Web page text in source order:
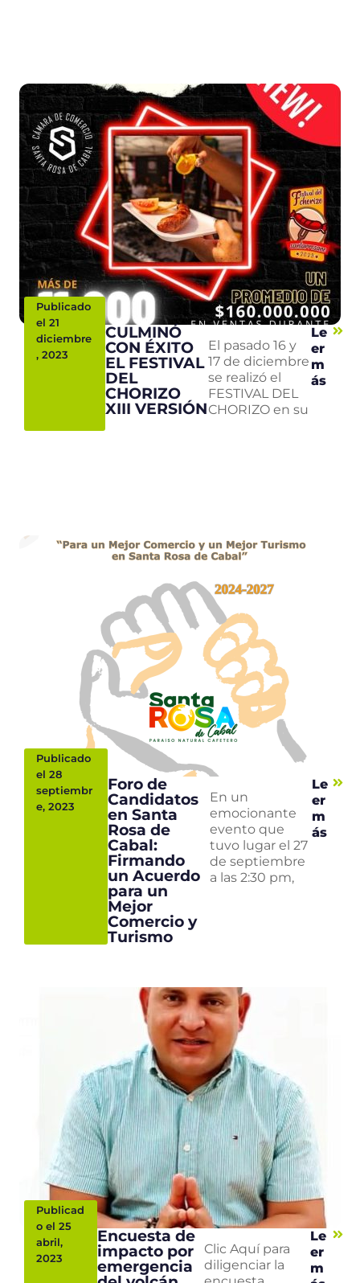
Publicado
el 21
diciembre
, 2023
CULMINÓ
CON ÉXITO
EL FESTIVAL
DEL
CHORIZO
XIII VERSIÓN
El pasado 16 y
17 de diciembre
se realizó el
FESTIVAL DEL
CHORIZO en su
Le
er
m
ás
Publicado
el 28
septiembr
e, 2023
Foro de
Candidatos
en Santa
Rosa de
Cabal:
Firmando
un Acuerdo
para un
Mejor
Comercio y
Turismo
En un
emocionante
evento que
tuvo lugar el 27
de septiembre
a las 2:30 pm,
Le
er
m
ás
Publicad
o el 25
abril,
2023
Encuesta de
impacto por
emergencia
Clic Aquí para
diligenciar la
Le
er
m